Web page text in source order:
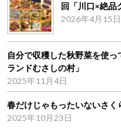
回「川口×絶品
2026年4月15日
自分で収穫した秋野菜を使
ランドむさしの村」
2025年11月4日
春だけじゃもったいないさ
2025年10月23日